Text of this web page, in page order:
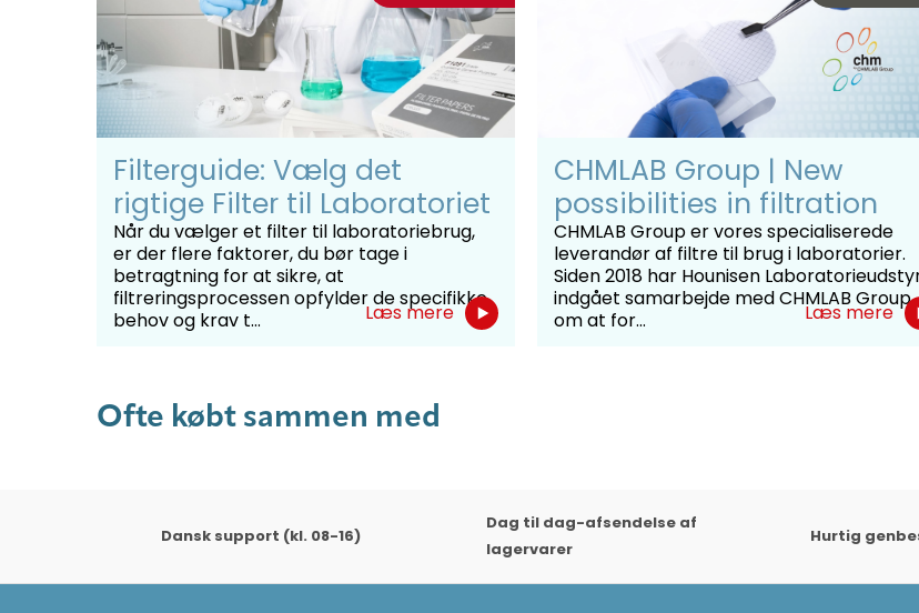
Filtrene er temperaturresistente op til 500 °C.
Glasfiberfiltre bør ikke bøjes, da glasfibrene så knækker.
100 stk. pr æske.
Filterguide: Vælg det
rigtige Filter til Laboratoriet
Når du vælger et filter til laboratoriebrug,
er der flere faktorer, du bør tage i
betragtning for at sikre, at
filtreringsprocessen opfylder de specifikke
behov og krav t...
Læs mere
CHMLAB Group | New
possibilities in filtration
CHMLAB Group er vores specialiserede
leverandør af filtre til brug i laboratorier.
Siden 2018 har Hounisen
indgået samarbejde med CHMLAB Group
om at for...
Læs mere
Ofte købt sammen med
Dansk support (kl. 08-16)
Dag til dag-afsendelse af
lagervarer
Hurtig